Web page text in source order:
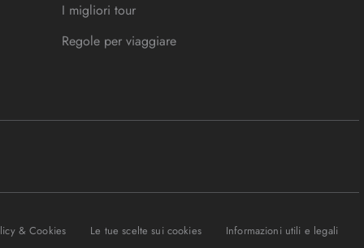
I migliori tour
Regole per viaggiare
& Cookies Le tue scelte sui cookies Informazioni utili e legali